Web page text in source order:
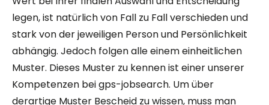
legen, ist natürlich von Fall zu Fall verschieden und
stark von der jeweiligen Person und Persönlichkeit
abhängig. Jedoch folgen alle einem einheitlichen
Muster. Dieses Muster zu kennen ist einer unserer
Kompetenzen bei gps-jobsearch. Um über
derartige Muster Bescheid zu wissen, muss man